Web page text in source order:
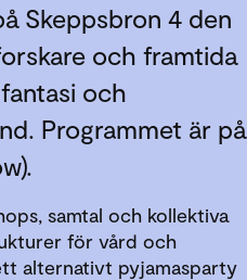
Skeppsbron 4 den
och framtida
och
Programmet är på
samtal och kollektiva
för vård och
alternativt pyjamasparty